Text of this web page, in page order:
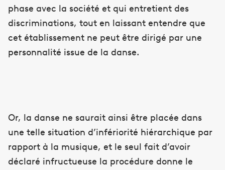
phase avec la société et qui entretient des
discriminations, tout en laissant entendre que
cet établissement ne peut être dirigé par une
personnalité issue de la danse.
Or, la danse ne saurait ainsi être placée dans
une telle situation d’infériorité hiérarchique par
rapport à la musique, et le seul fait d’avoir
déclaré infructueuse la procédure donne le